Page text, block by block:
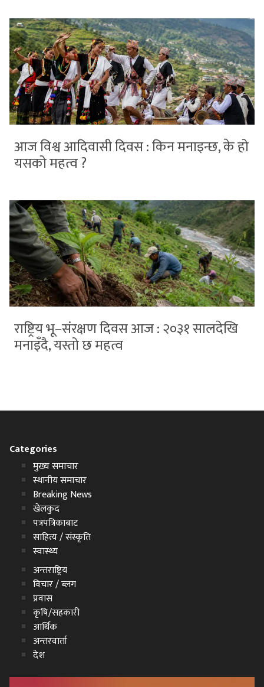
आज विश्व आदिवासी दिवस : किन मनाइन्छ, के हो
यसको महत्व ?
राष्ट्रिय भू–संरक्षण दिवस आज : २०३१ सालदेखि
मनाइँदै, यस्तो छ महत्व
Categories
मुख्य समाचार
स्थानीय समाचार
Breaking News
खेलकुद
पत्रपत्रिकाबाट
साहित्य / संस्कृति
स्वास्थ्य
अन्तराष्ट्रिय
विचार / ब्लग
प्रवास
कृषि/सहकारी
आर्थिक
अन्तरवार्ता
देश